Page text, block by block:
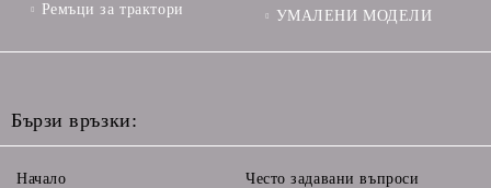
Ремъци за трактори УМАЛЕНИ МОДЕЛИ
Бързи връзки:
Начало Често задавани въпроси